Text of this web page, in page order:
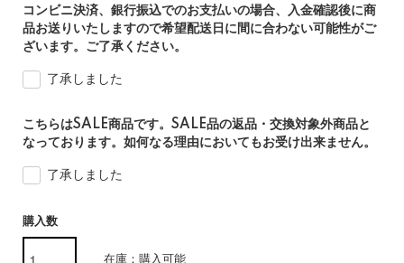
コンビニ決済、銀行振込でのお支払いの場合、入金確認後に商
品お送りいたしますので希望配送日に間に合わない可能性がご
ざいます。ご了承ください。
了承しました
こちらはSALE商品です。SALE品の返品・交換対象外商品と
なっております。如何なる理由においてもお受け出来ません。
了承しました
購入数
在庫：購入可能